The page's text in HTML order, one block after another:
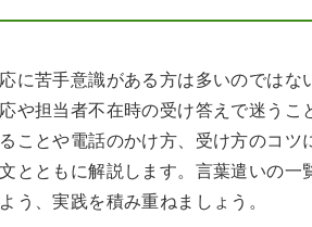
に苦手意識がある方は多いのではな
や担当者不在時の受け答えで迷うこ
ことや電話のかけ方、受け方のコツ
とともに解説します。言葉遣いの一
う、実践を積み重ねましょう。